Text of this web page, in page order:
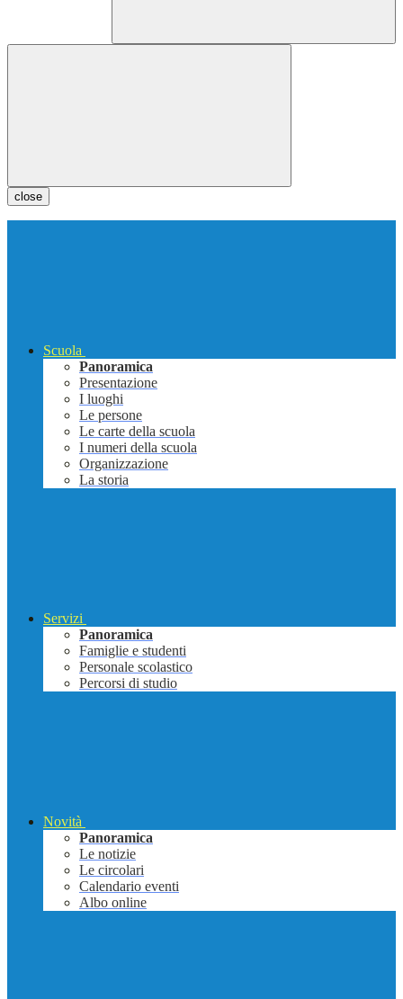
close
Scuola
Panoramica
Presentazione
I luoghi
Le persone
Le carte della scuola
I numeri della scuola
Organizzazione
La storia
Servizi
Panoramica
Famiglie e studenti
Personale scolastico
Percorsi di studio
Novità
Panoramica
Le notizie
Le circolari
Calendario eventi
Albo online